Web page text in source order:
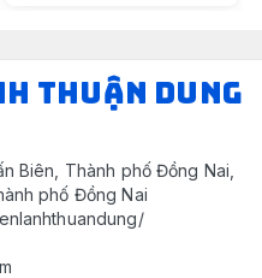
THUẬN DUNG
Biên, Thành phố Đồng Nai,
phố Đồng Nai